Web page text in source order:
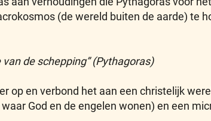
(de wereld buiten de aarde) te
de schepping” (Pythagoras)
en verbond het aan een christelijk
God en de engelen wonen) en een